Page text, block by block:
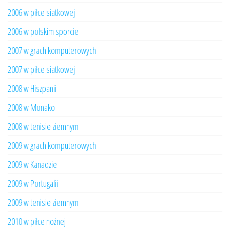
2006 w piłce siatkowej
2006 w polskim sporcie
2007 w grach komputerowych
2007 w piłce siatkowej
2008 w Hiszpanii
2008 w Monako
2008 w tenisie ziemnym
2009 w grach komputerowych
2009 w Kanadzie
2009 w Portugalii
2009 w tenisie ziemnym
2010 w piłce nożnej